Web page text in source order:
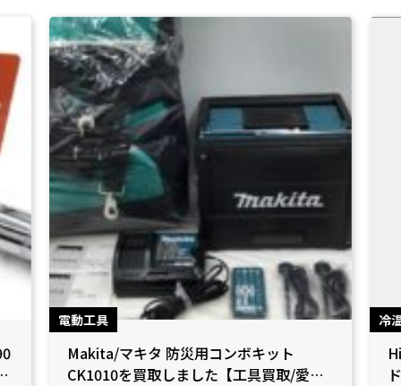
電動工具
Makita/マキタ 防災用コンボキット
CK1010を買取しました【工具買取/愛知
冷